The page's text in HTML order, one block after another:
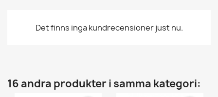
Det finns inga kundrecensioner just nu.
16 andra produkter i samma kategori: